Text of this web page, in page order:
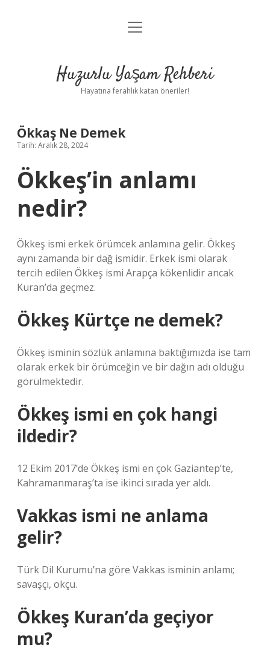
Anasayfa
Yasal Uyarı
menüyü
Huzurlu Yaşam Rehberi
Hayatına ferahlık katan öneriler!
Ökkaş Ne Demek
Tarih: Aralık 28, 2024
Ökkeş’in anlamı
nedir?
Ökkeş ismi erkek örümcek anlamına gelir. Ökkeş
aynı zamanda bir dağ ismidir. Erkek ismi olarak
tercih edilen Ökkeş ismi Arapça kökenlidir ancak
Kuran’da geçmez.
Ökkeş Kürtçe ne demek?
Ökkeş isminin sözlük anlamına baktığımızda ise tam
olarak erkek bir örümceğin ve bir dağın adı olduğu
görülmektedir.
Ökkeş ismi en çok hangi
ildedir?
12 Ekim 2017’de Ökkeş ismi en çok Gaziantep’te,
Kahramanmaraş’ta ise ikinci sırada yer aldı.
Vakkas ismi ne anlama
gelir?
Türk Dil Kurumu’na göre Vakkas isminin anlamı;
savaşçı, okçu.
Ökkeş Kuran’da geçiyor
mu?